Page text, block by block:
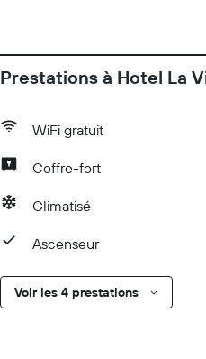
Prestations à Hotel La
WiFi gratuit
Coffre-fort
Climatisé
Ascenseur
Voir les 4 prestations